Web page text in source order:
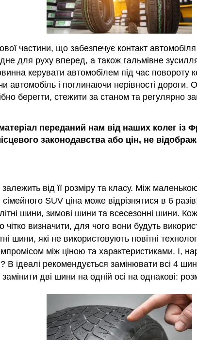
частини, що забезпечує контакт
для руху вперед, а також гальмівне
керувати автомобілем під час повороту
автомобіль і поглинаючи нерівності
берегти, стежити за станом та регулярно
переданий нам від наших колег із
законодавства або цін, не
від її розміру та класу. Між
SUV ціна може відрізнятися в 6
шини, зимові шини та всесезонні шини.
визначити, для чого вони будуть
шини, які не використовують новітні
між ціною та характеристиками. І,
В ідеалі рекомендується замінювати всі 4
дві шини на одній осі на однакові: